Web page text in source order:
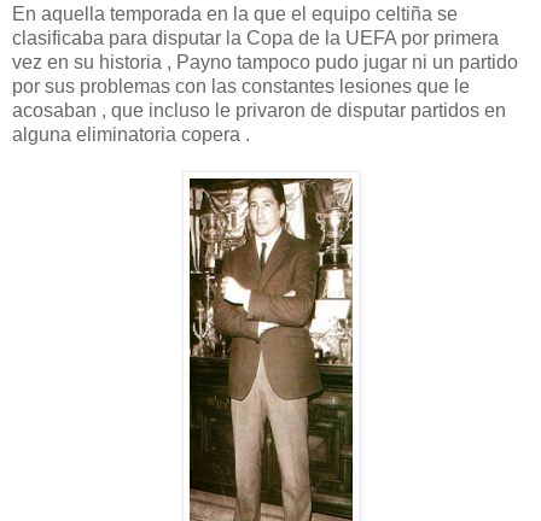
En aquella temporada en la que el equipo celtiña se
clasificaba para disputar la Copa de la UEFA por primera
vez en su historia , Payno tampoco pudo jugar ni un partido
por sus problemas con las constantes lesiones que le
acosaban , que incluso le privaron de disputar partidos en
alguna eliminatoria copera .